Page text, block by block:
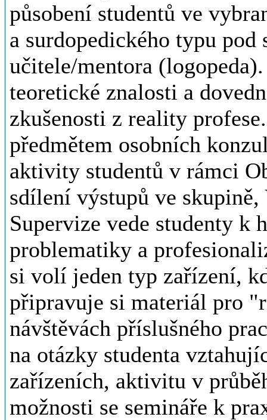
působení studentů ve
a surdopedického typu
učitele/mentora
teoretické znalosti a
zkušenosti z reality
předmětem osobních
aktivity studentů v rámci
sdílení výstupů ve
Supervize vede studenty k
problematiky a
si volí jeden typ zařízení,
připravuje si materiál pro
návštěvách příslušného
na otázky studenta
zařízeních, aktivitu v
možnosti se semináře k